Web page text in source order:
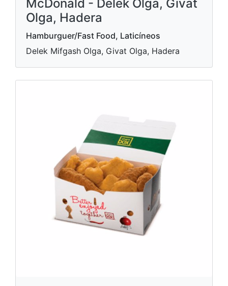
McDonald - Delek Olga, Givat
Olga, Hadera
Hamburguer/Fast Food, Laticíneos
Delek Mifgash Olga, Givat Olga, Hadera